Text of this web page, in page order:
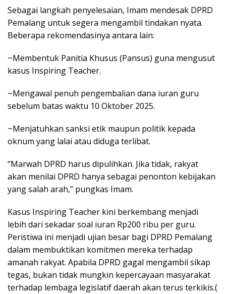
Sebagai langkah penyelesaian, Imam mendesak DPRD
Pemalang untuk segera mengambil tindakan nyata.
Beberapa rekomendasinya antara lain:
~Membentuk Panitia Khusus (Pansus) guna mengusut
kasus Inspiring Teacher.
~Mengawal penuh pengembalian dana iuran guru
sebelum batas waktu 10 Oktober 2025.
~Menjatuhkan sanksi etik maupun politik kepada
oknum yang lalai atau diduga terlibat.
“Marwah DPRD harus dipulihkan. Jika tidak, rakyat
akan menilai DPRD hanya sebagai penonton kebijakan
yang salah arah,” pungkas Imam.
Kasus Inspiring Teacher kini berkembang menjadi
lebih dari sekadar soal iuran Rp200 ribu per guru.
Peristiwa ini menjadi ujian besar bagi DPRD Pemalang
dalam membuktikan komitmen mereka terhadap
amanah rakyat. Apabila DPRD gagal mengambil sikap
tegas, bukan tidak mungkin kepercayaan masyarakat
terhadap lembaga legislatif daerah akan terus terkikis.(